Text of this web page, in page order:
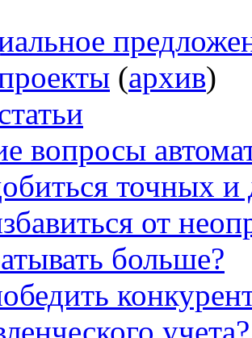
(архив)
вопросы
точных
от
больше?
учета?